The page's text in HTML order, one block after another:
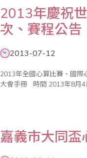
2013年慶祝
次、賽程公告
2013-07-12
2013年全國心算比賽、國際心算邀請賽 2013年全國數學競技大賽 2013年全
嘉義市大同